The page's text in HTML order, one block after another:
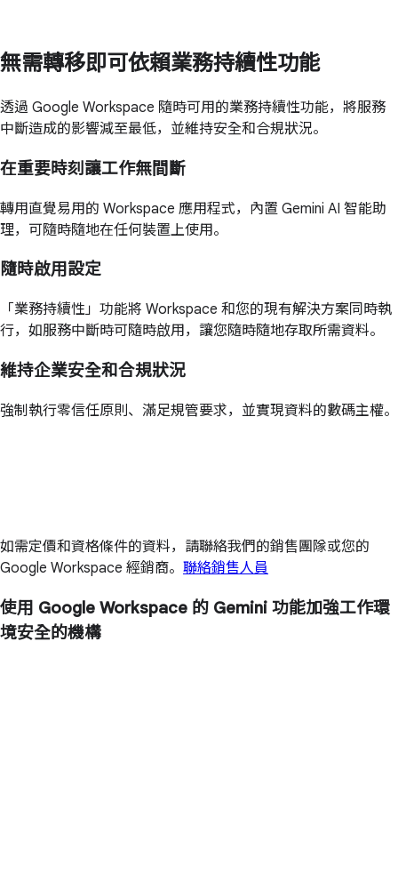
無需轉移即可依賴業務持續性功能
透過 Google Workspace 隨時可用的業務持續性功能，將服務
中斷造成的影響減至最低，並維持安全和合規狀況。
在重要時刻讓工作無間斷
轉用直覺易用的 Workspace 應用程式，內置 Gemini AI 智能助
理，可隨時隨地在任何裝置上使用。
隨時啟用設定
「業務持續性」功能將 Workspace 和您的現有解決方案同時執
行，如服務中斷時可隨時啟用，讓您隨時隨地存取所需資料。
維持企業安全和合規狀況
強制執行零信任原則、滿足規管要求，並實現資料的數碼主權。
如需定價和資格條件的資料，請聯絡我們的銷售團隊或您的
Google Workspace 經銷商。 聯絡銷售人員
使用 Google Workspace 的 Gemini 功能加強工作環
境安全的機構